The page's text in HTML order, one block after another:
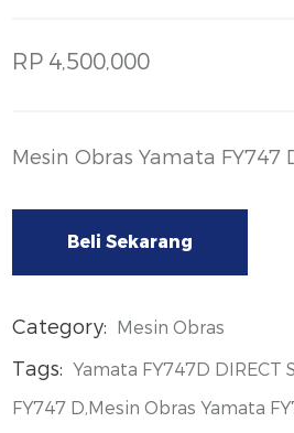
RP 4,500,000
Mesin Obras Yamata FY747
Beli Sekarang
Category: Mesin Obras
Tags: Yamata FY747D DIRECT
FY747 D,Mesin Obras Yamata